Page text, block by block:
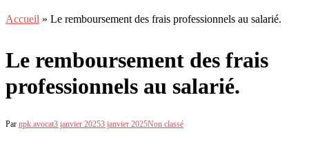
Accueil » Le remboursement des frais professionnels au salarié.
Le remboursement des frais
professionnels au salarié.
Par npk.avocat3 janvier 20253 janvier 2025Non classé